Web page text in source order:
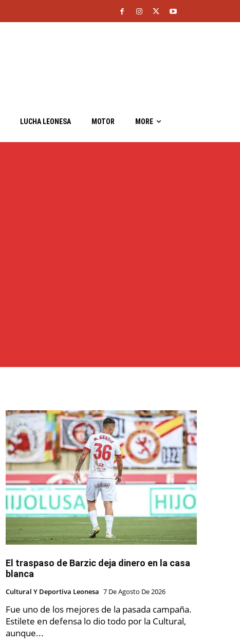
LUCHA LEONESA MOTOR MORE
El traspaso de Barzic deja dinero en la casa
blanca
Cultural Y Deportiva Leonesa 7 De Agosto De 2026
Fue uno de los mejores de la pasada campaña.
Estilete en defensa lo dio todo por la Cultural,
aunque...